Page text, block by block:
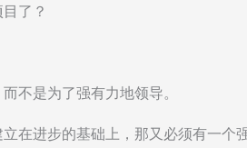
了？
不是为了强有力地领导。
在进步的基础上，那又必须有一个